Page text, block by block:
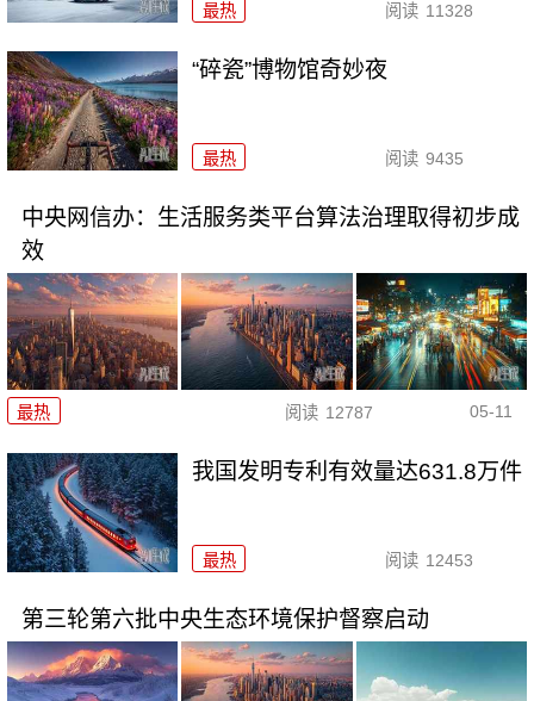
最热 阅读 11328
“碎瓷”博物馆奇妙夜
最热 阅读 9435
中央网信办：生活服务类平台算法治理取得初步成
效
最热 阅读 12787 05-11
我国发明专利有效量达631.8万件
最热 阅读 12453
第三轮第六批中央生态环境保护督察启动